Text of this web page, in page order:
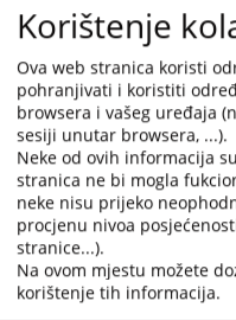
nakon čega je uhvatio
u svoje auto, govoreći mu
sam službeno lice,“ te od
torbicu, traživši od njega
tonom: „Ja sam službeno
može tjelesno povrijediti
u ruci udario oštećenog u
auto i odlazi u pravcu
nastupila tjelesna povreda
strani lica veličine dlana, te
Dakle, drugog tjelesno
Korištenje
Ova web stranica koristi
pohranjivati i koristiti
browsera i vašeg uređaja
sesiji unutar browsera, ...).
Neke od ovih informacija
stranica ne bi mogla
neke nisu prijeko
procjenu nivoa
stranice...).
Na ovom mjestu možete
korištenje tih informacija.